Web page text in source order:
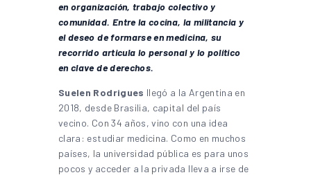
en organización, trabajo colectivo y
comunidad. Entre la cocina, la militancia y
el deseo de formarse en medicina, su
recorrido articula lo personal y lo político
en clave de derechos.
Suelen Rodrigues llegó a la Argentina en
2018, desde Brasilia, capital del país
vecino. Con 34 años, vino con una idea
clara: estudiar medicina. Como en muchos
países, la universidad pública es para unos
pocos y acceder a la privada lleva a irse de